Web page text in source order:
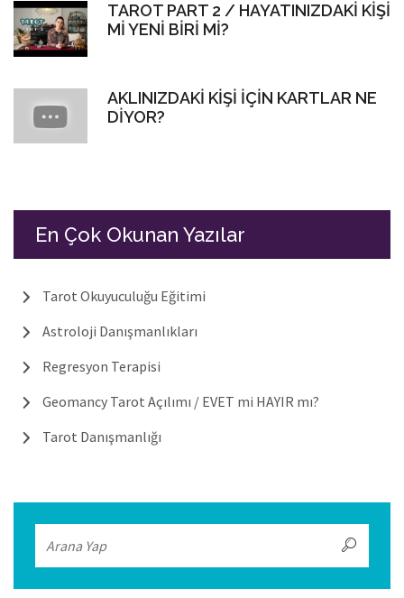
TAROT PART 2 / HAYATINIZDAKİ KİŞİ
Mİ YENİ BİRİ Mİ?
AKLINIZDAKİ KİŞİ İÇİN KARTLAR NE
DİYOR?
En Çok Okunan Yazılar
Tarot Okuyuculuğu Eğitimi
Astroloji Danışmanlıkları
Regresyon Terapisi
Geomancy Tarot Açılımı / EVET mi HAYIR mı?
Tarot Danışmanlığı